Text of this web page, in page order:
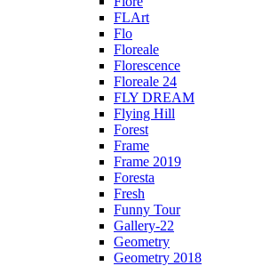
FLArt
Flo
Floreale
Florescence
Floreale 24
FLY DREAM
Flying Hill
Forest
Frame
Frame 2019
Foresta
Fresh
Funny Tour
Gallery-22
Geometry
Geometry 2018